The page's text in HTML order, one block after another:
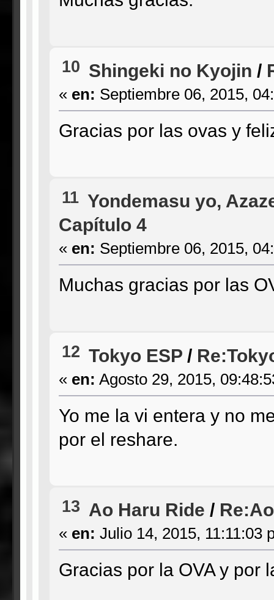
10 Shingeki no Kyojin /
« en: Septiembre 06, 2015,
Gracias por las ovas y
11 Yondemasu yo,
Capítulo 4
« en: Septiembre 06, 2015,
Muchas gracias por las
12 Tokyo ESP/
« en: Agosto 29, 2015,
Yo me la vi entera y no
por el reshare.
13 Ao Haru Ride /
« en: Julio 14, 2015, 11:11:03
Gracias por la OVA y por